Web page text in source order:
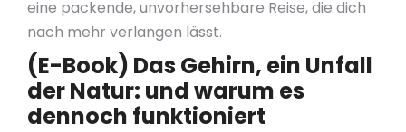
eine packende, unvorhersehbare Reise, die dich
nach mehr verlangen lässt.
(E-Book) Das Gehirn, ein Unfall
der Natur: und warum es
dennoch funktioniert